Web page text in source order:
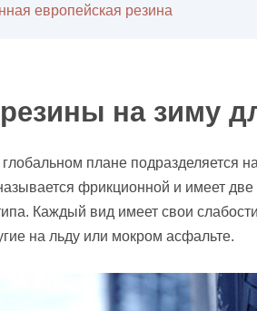
европейская резина
на зиму
плане подразделяется
фрикционной и имеет две
Каждый вид имеет свои
на льду или мокром асфальте.